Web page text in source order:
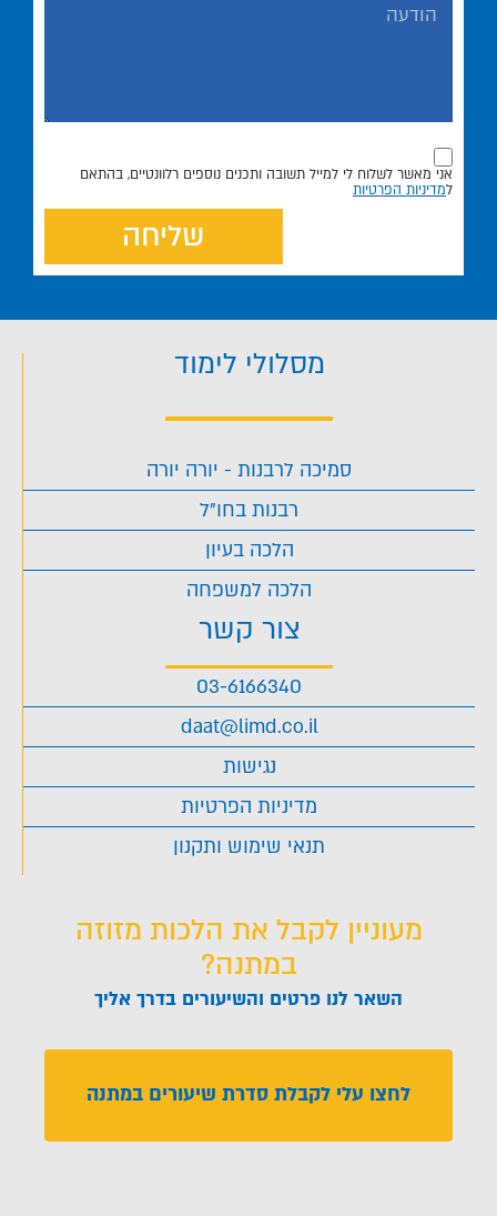
אני מאשר לשלוח לי למייל תשובה ותכנים נוספים רלוונטיים, בהתאם
למדיניות הפרטיות
שליחה
מסלולי לימוד
סמיכה לרבנות - יורה יורה
רבנות בחו"ל
הלכה בעיון
הלכה למשפחה
צור קשר
03-6166340
daat@limd.co.il
נגישות
מדיניות הפרטיות
תנאי שימוש ותקנון
מעוניין לקבל את הלכות מזוזה
במתנה?
השאר לנו פרטים והשיעורים בדרך אליך
לחצו עלי לקבלת סדרת שיעורים במתנה